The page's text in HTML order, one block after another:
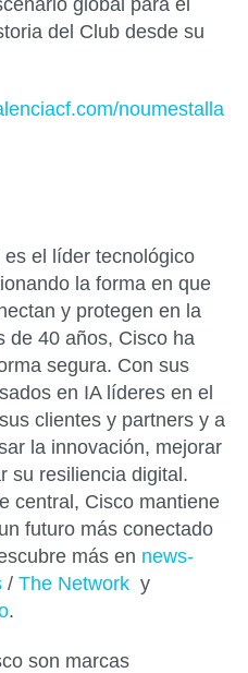
global para el
del Club desde su
noumestalla
el líder tecnológico
la forma en que
y protegen en la
de 40 años, Cisco ha
segura. Con sus
​​en IA líderes en el
clientes y partners y a
la innovación, mejorar
su resiliencia digital.
central, Cisco mantiene
futuro más conectado
más en news-
/ The Network y
.
son marcas